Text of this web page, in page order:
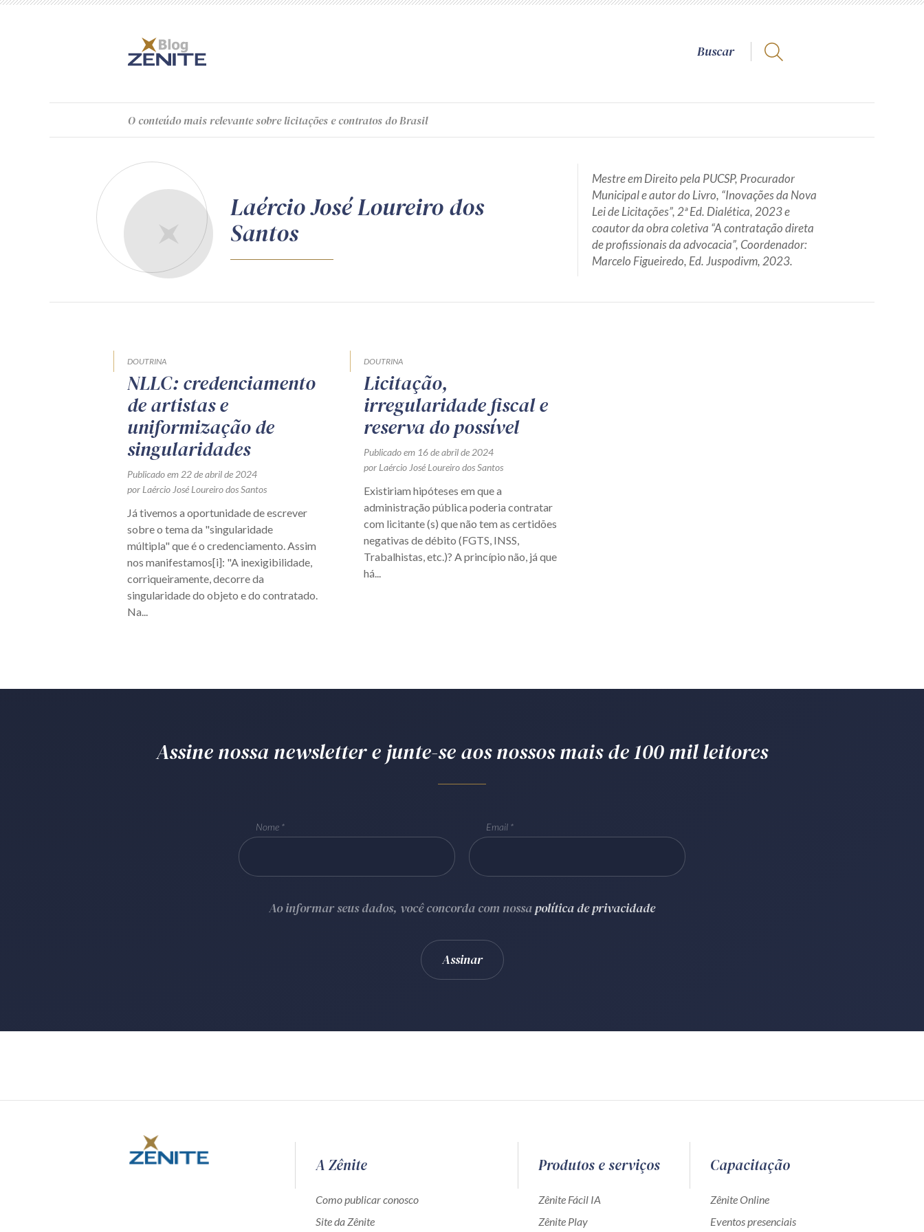
O conteúdomais relevante sobre licitações e contratos do Brasil
Laércio José Loureiro dos
Santos
Mestre em Direito pela PUCSP, Procurador
Municipal e autor do Livro, “Inovações da Nova
Lei de Licitações”, 2ª Ed. Dialética, 2023 e
coautor da obra coletiva “A contratação direta
de profissionais da advocacia”, Coordenador:
Marcelo Figueiredo, Ed. Juspodivm, 2023.
DOUTRINA
NLLC: credenciamento
de artistas e
uniformização de
singularidades
Publicado em 22 de abril de 2024
por Laércio José Loureiro dos Santos
Já tivemos a oportunidade de escrever
sobre o tema da "singularidade
múltipla" que é o credenciamento. Assim
nos manifestamos[i]: "A inexigibilidade,
corriqueiramente, decorre da
singularidade do objeto e do contratado.
Na...
DOUTRINA
Licitação,
irregularidade fiscal e
reserva do possível
Publicado em 16 de abril de 2024
por Laércio José Loureiro dos Santos
Existiriam hipóteses em que a
administração pública poderia contratar
com licitante (s) que não tem as certidões
negativas de débito (FGTS, INSS,
Trabalhistas, etc.)? A princípio não, já que
há...
Assine nossa newsletter e junte-se aos nossos mais de 100 mil leitores
Nome Email
Ao informar seus dados, você concorda com nossapolítica de privacidade
A Zênite
Como publicar conosco
Site da Zênite
Produtos e serviços
Zênite Fácil IA
Zênite Play
Capacitação
Zênite Online
Eventos presenciais